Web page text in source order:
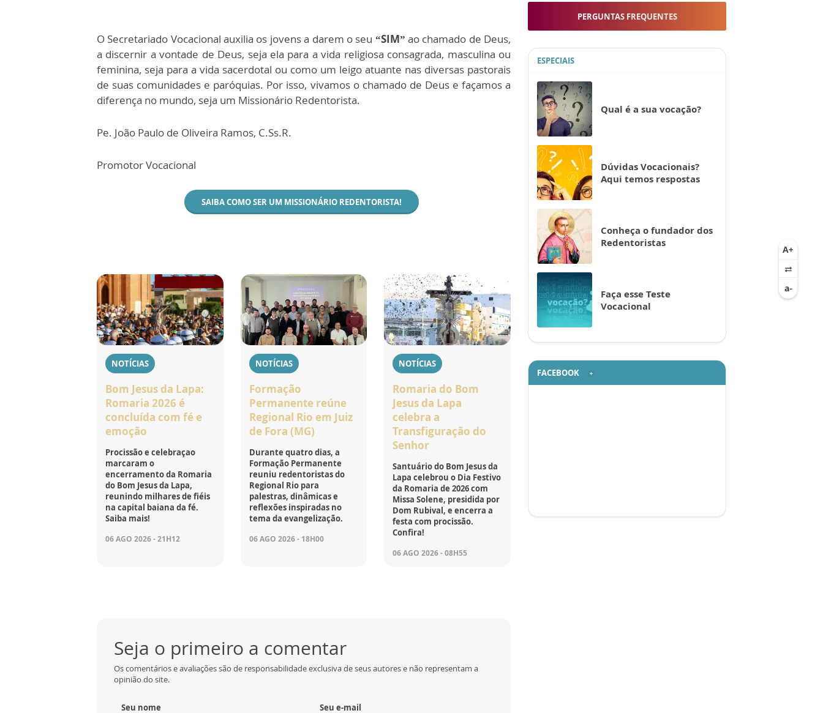
O Secretariado Vocacional auxilia os jovens a darem o seu “SIM” ao chamado de Deus,
a discernir a vontade de Deus, seja ela para a vida religiosa consagrada, masculina ou
feminina, seja para a vida sacerdotal ou como um leigo atuante nas diversas pastorais
de suas comunidades e paróquias. Por isso, vivamos o chamado de Deus e façamos a
diferença no mundo, seja um Missionário Redentorista.
Pe. João Paulo de Oliveira Ramos, C.Ss.R.
Promotor Vocacional
SAIBA COMO SER UM MISSIONÁRIO REDENTORISTA!
NOTÍCIAS
Bom Jesus da Lapa:
Romaria 2026 é
concluída com fé e
emoção
Procissão e celebraçao
marcaram o
encerramento da Romaria
do Bom Jesus da Lapa,
reunindo milhares de fiéis
na capital baiana da fé.
Saiba mais!
06 AGO 2026 - 21H12
NOTÍCIAS
Formação
Permanente reúne
Regional Rio em Juiz
de Fora (MG)
Durante quatro dias, a
Formação Permanente
reuniu redentoristas do
Regional Rio para
palestras, dinâmicas e
reflexões inspiradas no
tema da evangelização.
06 AGO 2026 - 18H00
NOTÍCIAS
Romaria do Bom
Jesus da Lapa
celebra a
Transfiguração do
Senhor
Santuário do Bom Jesus da
Lapa celebrou o Dia Festivo
da Romaria de 2026 com
Missa Solene, presidida por
Dom Rubival, e encerra a
festa com procissão.
Confira!
06 AGO 2026 - 08H55
Seja o primeiro a comentar
Os comentários e avaliações são de responsabilidade exclusiva de seus autores e não representam a
opinião do site.
Seu nome Seu e-mail
PERGUNTAS FREQUENTES
ESPECIAIS
Qual é a sua vocação?
Dúvidas Vocacionais?
Aqui temos respostas
Conheça o fundador dos
Redentoristas
Faça esse Teste
Vocacional
FACEBOOK